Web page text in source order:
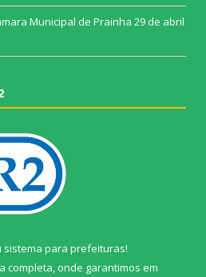
Municipal de Prainha 29 de abril
sistema para prefeituras!
completa, onde garantimos em